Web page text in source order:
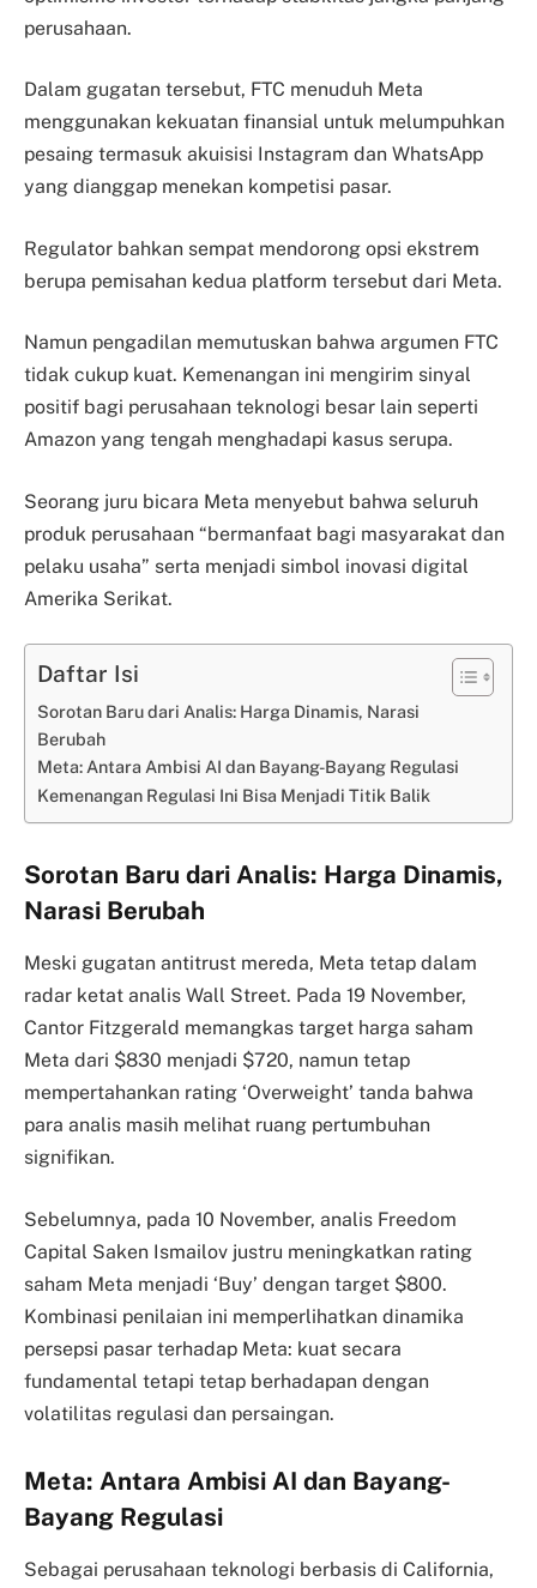
perusahaan.
Dalam gugatan tersebut, FTC menuduh Meta
menggunakan kekuatan finansial untuk melumpuhkan
pesaing termasuk akuisisi Instagram dan WhatsApp
yang dianggap menekan kompetisi pasar.
Regulator bahkan sempat mendorong opsi ekstrem
berupa pemisahan kedua platform tersebut dari Meta.
Namun pengadilan memutuskan bahwa argumen FTC
tidak cukup kuat. Kemenangan ini mengirim sinyal
positif bagi perusahaan teknologi besar lain seperti
Amazon yang tengah menghadapi kasus serupa.
Seorang juru bicara Meta menyebut bahwa seluruh
produk perusahaan “bermanfaat bagi masyarakat dan
pelaku usaha” serta menjadi simbol inovasi digital
Amerika Serikat.
Daftar Isi
Sorotan Baru dari Analis: Harga Dinamis, Narasi
Berubah
Meta: Antara Ambisi AI dan Bayang-Bayang Regulasi
Kemenangan Regulasi Ini Bisa Menjadi Titik Balik
Sorotan Baru dari Analis: Harga Dinamis,
Narasi Berubah
Meski gugatan antitrust mereda, Meta tetap dalam
radar ketat analis Wall Street. Pada 19 November,
Cantor Fitzgerald memangkas target harga saham
Meta dari $830 menjadi $720, namun tetap
mempertahankan rating ‘Overweight’ tanda bahwa
para analis masih melihat ruang pertumbuhan
signifikan.
Sebelumnya, pada 10 November, analis Freedom
Capital Saken Ismailov justru meningkatkan rating
saham Meta menjadi ‘Buy’ dengan target $800.
Kombinasi penilaian ini memperlihatkan dinamika
persepsi pasar terhadap Meta: kuat secara
fundamental tetapi tetap berhadapan dengan
volatilitas regulasi dan persaingan.
Meta: Antara Ambisi AI dan Bayang-
Bayang Regulasi
Sebagai perusahaan teknologi berbasis di California,